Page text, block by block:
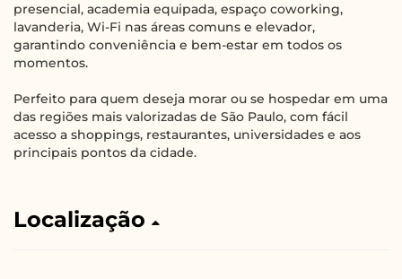
presencial, academia equipada, espaço coworking,
lavanderia, Wi-Fi nas áreas comuns e elevador,
garantindo conveniência e bem-estar em todos os
momentos.
Perfeito para quem deseja morar ou se hospedar em uma
das regiões mais valorizadas de São Paulo, com fácil
acesso a shoppings, restaurantes, universidades e aos
principais pontos da cidade.
Localização